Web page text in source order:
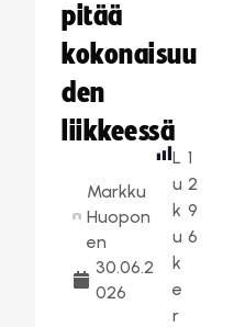
pitää
kokonaisuu
den
liikkeessä
Markku
Huopon
en
30.06.2
026
L
u
k
u
k
e
r
1
2
9
6